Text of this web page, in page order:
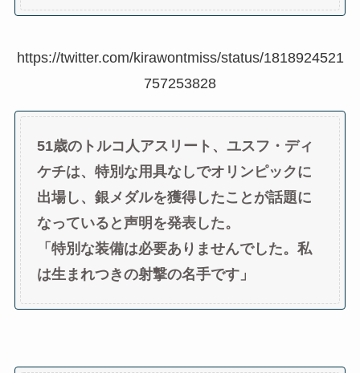
https://twitter.com/kirawontmiss/status/1818924521
757253828
51歳のトルコ人アスリート、ユスフ・ディ
ケチは、特別な用具なしでオリンピックに
出場し、銀メダルを獲得したことが話題に
なっていると声明を発表した。
「特別な装備は必要ありませんでした。私
は生まれつきの射撃の名手です」